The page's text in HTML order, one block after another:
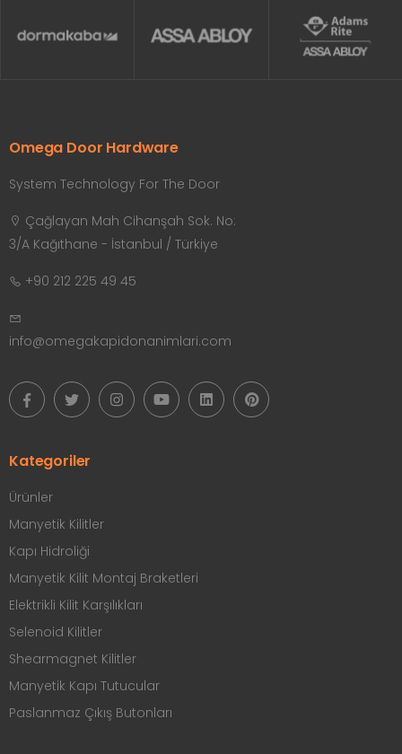
Omega Door Hardware
System Technology For The Door
Çağlayan Mah Cihanşah Sok. No:
3/A Kağıthane - İstanbul / Türkiye
+90 212 225 49 45
info@omegakapidonanimlari.com
Kategoriler
Ürünler
Manyetik Kilitler
Kapı Hidroliği
Manyetik Kilit Montaj Braketleri
Elektrikli Kilit Karşılıkları
Selenoid Kilitler
Shearmagnet Kilitler
Manyetik Kapı Tutucular
Paslanmaz Çıkış Butonları